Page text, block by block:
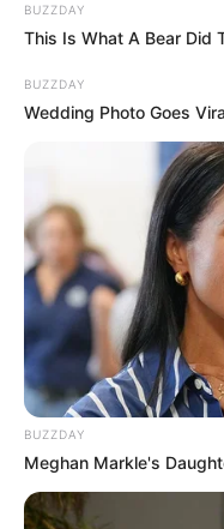
BUZZDAY
This Is What A Bear Did
BUZZDAY
Wedding Photo Goes
BUZZDAY
Meghan Markle's